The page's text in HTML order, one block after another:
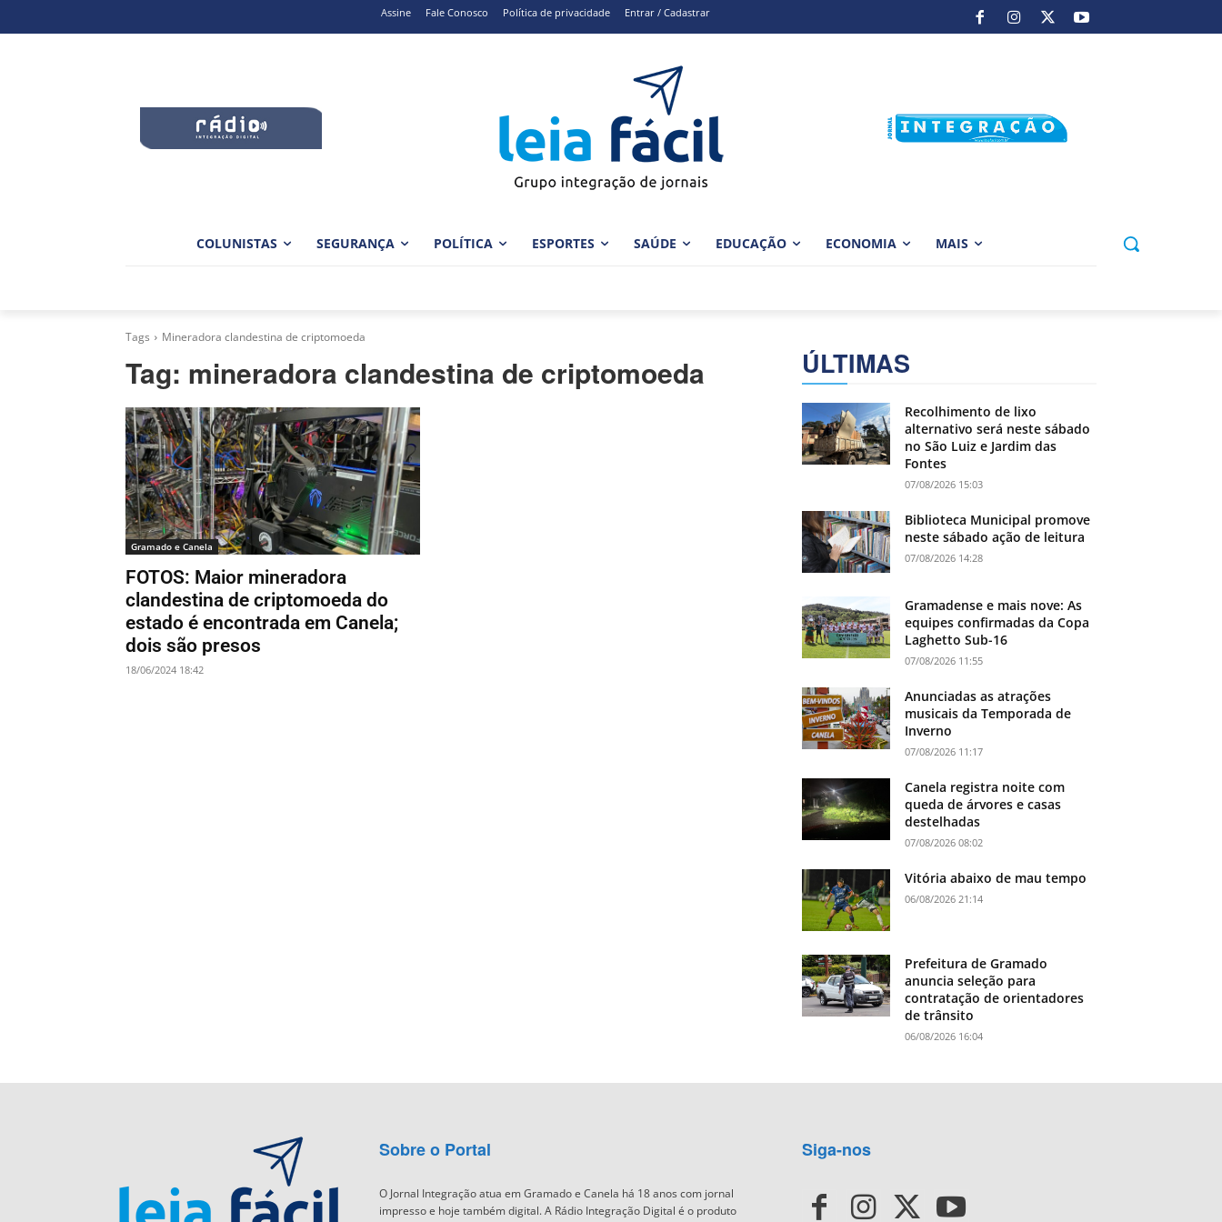
Assine Fale Conosco Política de privacidade Entrar / Cadastrar
COLUNISTAS SEGURANÇA POLÍTICA ESPORTES SAÚDE EDUCAÇÃO ECONOMIA MAIS
Tags Mineradora clandestina de criptomoeda
Tag: mineradora clandestina de criptomoeda
Gramado e Canela
FOTOS: Maior mineradora
clandestina de criptomoeda do
estado é encontrada em Canela;
dois são presos
18/06/2024 18:42
ÚLTIMAS
Recolhimento de lixo
alternativo será neste sábado
no São Luiz e Jardim das
Fontes
07/08/2026 15:03
Biblioteca Municipal promove
neste sábado ação de leitura
07/08/2026 14:28
Gramadense e mais nove: As
equipes confirmadas da Copa
Laghetto Sub-16
07/08/2026 11:55
Anunciadas as atrações
musicais da Temporada de
Inverno
07/08/2026 11:17
Canela registra noite com
queda de árvores e casas
destelhadas
07/08/2026 08:02
Vitória abaixo de mau tempo
06/08/2026 21:14
Prefeitura de Gramado
anuncia seleção para
contratação de orientadores
de trânsito
06/08/2026 16:04
Sobre o Portal
O Jornal Integração atua em Gramado e Canela há 18 anos com jornal
impresso e hoje também digital. A Rádio Integração Digital é o produto
Siga-nos